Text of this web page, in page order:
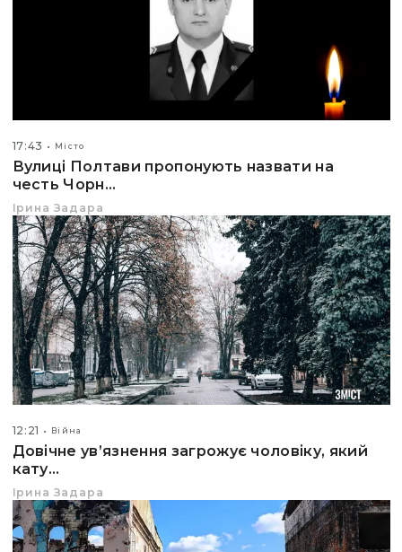
17:43 Місто
Вулиці Полтави пропонують назвати на
честь Чорн...
Ірина Задара
12:21 Війна
Довічне ув’язнення загрожує чоловіку, який
кату...
Ірина Задара